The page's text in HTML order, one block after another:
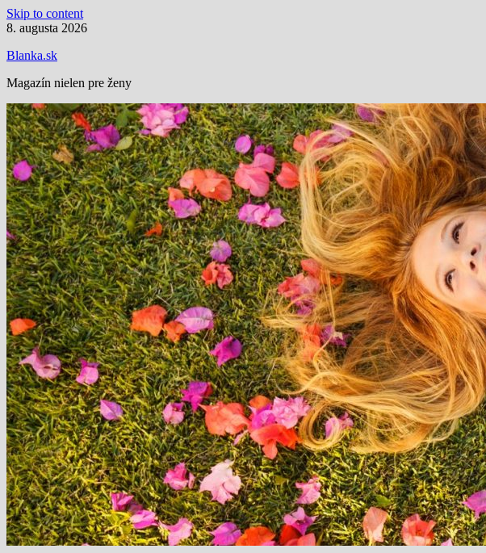
Skip to content
8. augusta 2026
Blanka.sk
Magazín nielen pre ženy